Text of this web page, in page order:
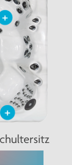
+
+